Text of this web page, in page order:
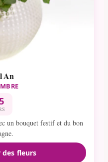
An
un bouquet festif et du bon
fleurs